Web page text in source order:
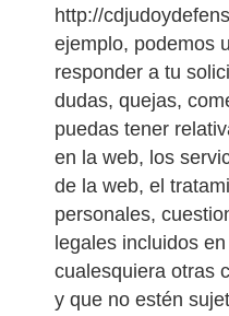
http://
ejemplo, podemos
responder a tu
dudas, quejas,
puedas tener
en la web, los
de la web, el
personales,
legales incluidos
cualesquiera otras
y que no estén